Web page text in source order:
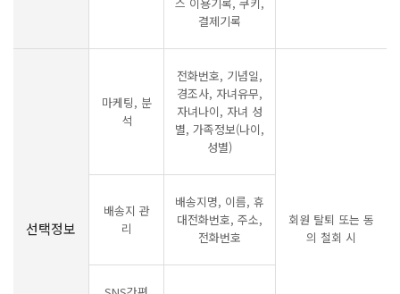
결제기록
선택정보
마케팅, 분
석
전화번호, 기념일,
경조사, 자녀유무,
자녀나이, 자녀 성
별, 가족정보(나이,
성별)
회원 탈퇴 또는 동
의 철회 시
배송지 관
리
배송지명, 이름, 휴
대전화번호, 주소,
전화번호